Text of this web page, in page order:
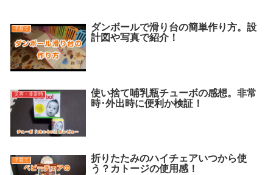
子育て
ダンボールで滑り台の簡単作り方。設
計図や写真で紹介！
災害・非常時
使い捨て哺乳瓶チューボの感想。非常
時･外出時に便利か検証！
子育て
折りたたみのハイチェアいつから使
う？カトージの使用感！